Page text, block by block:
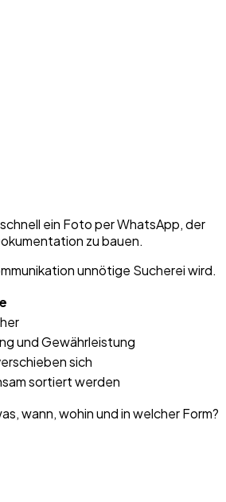
ein Foto per WhatsApp, der
zu bauen.
unnötige Sucherei wird.
und Gewährleistung
sich
sortiert werden
wann, wohin und in welcher Form?